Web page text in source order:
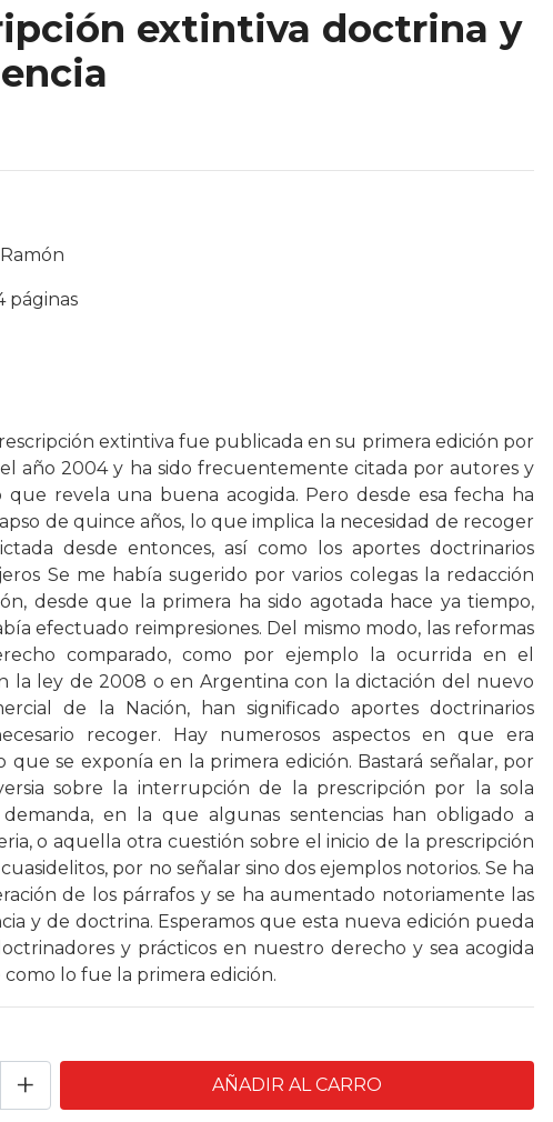
extintiva doctrina y
páginas
extintiva fue publicada en su primera edición por
año 2004 y ha sido frecuentemente citada por autores y
que revela una buena acogida. Pero desde esa fecha ha
de quince años, lo que implica la necesidad de recoger
desde entonces, así como los aportes doctrinarios
Se me había sugerido por varios colegas la redacción
desde que la primera ha sido agotada hace ya tiempo,
efectuado reimpresiones. Del mismo modo, las reformas
comparado, como por ejemplo la ocurrida en el
la ley de 2008 o en Argentina con la dictación del nuevo
de la Nación, han significado aportes doctrinarios
recoger. Hay numerosos aspectos en que era
que se exponía en la primera edición. Bastará señalar, por
sobre la interrupción de la prescripción por la sola
en la que algunas sentencias han obligado a
o aquella otra cuestión sobre el inicio de la prescripción
por no señalar sino dos ejemplos notorios. Se ha
de los párrafos y se ha aumentado notoriamente las
y de doctrina. Esperamos que esta nueva edición pueda
y prácticos en nuestro derecho y sea acogida
lo fue la primera edición.
+